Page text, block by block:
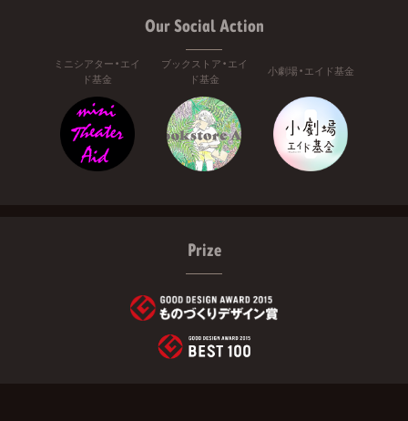
Our Social Action
ミニシアター・エイ
ド基金
ブックストア・エイ
ド基金
小劇場・エイド基金
Prize